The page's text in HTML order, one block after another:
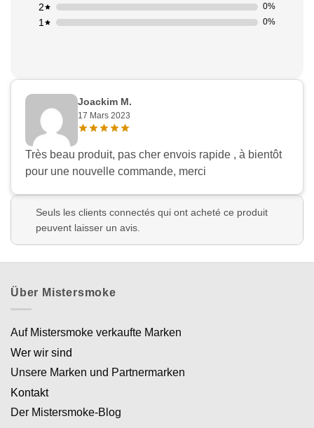
1 0%
2 0%
Joackim M.
17 Mars 2023
Très beau produit, pas cher envois rapide , à bientôt
pour une nouvelle commande, merci
Seuls les clients connectés qui ont acheté ce produit
peuvent laisser un avis.
Über Mistersmoke
Auf Mistersmoke verkaufte Marken
Wer wir sind
Unsere Marken und Partnermarken
Kontakt
Der Mistersmoke-Blog